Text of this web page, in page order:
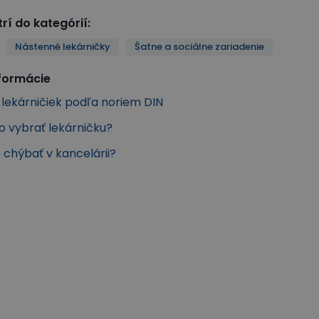
do kategórií:
Nástenné lekárničky Šatne a sociálne zariadenie
podľa noriem DIN
vybrať lekárničku?
chýbať v kancelárii?